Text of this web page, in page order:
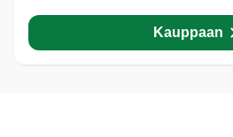
Kauppaan